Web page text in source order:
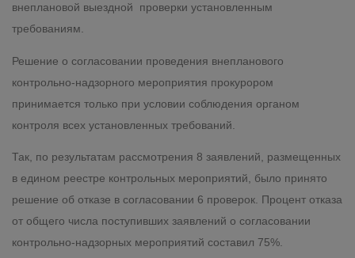
внеплановой выездной проверки установленным
требованиям.
Решение о согласовании проведения внепланового
контрольно-надзорного мероприятия прокурором
принимается только при условии соблюдения органом
контроля всех установленных требований.
Так, по результатам рассмотрения 8 заявлений, размещенных
в едином реестре контрольных мероприятий, было принято
решение об отказе в согласовании 6 проверок. Процент отказа
от общего числа поступивших заявлений о согласовании
контрольно-надзорных мероприятий составил 75%.